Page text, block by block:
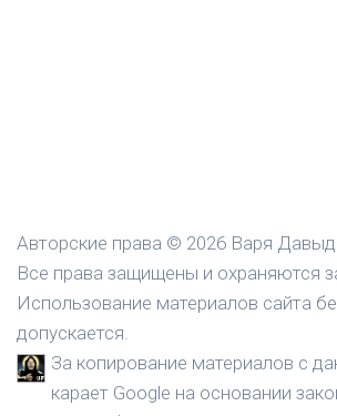
Авторские права © 2026 Варя
Все права защищены и охраняются
Использование материалов сайта
допускается.
За копирование материалов с
карает Google на основании